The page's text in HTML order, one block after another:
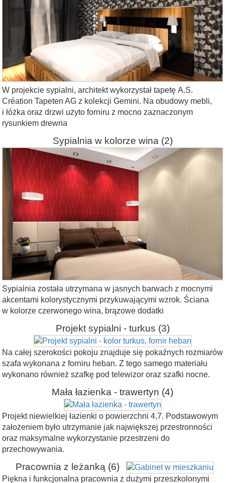
W projekcie sypialni, architekt wykorzystał tapetę A.S.
Création Tapeten AG z kolekcji Gemini. Na obudowy mebli,
i łóżka oraz drzwi użyto forniru z mocno zaznaczonym
rysunkiem drewna
Sypialnia w kolorze wina (2)
Sypialnia została utrzymana w jasnych barwach z mocnymi
akcentami kolorystycznymi przykuwającymi wzrok. Ściana
w kolorze czerwonego wina, brązowe dodatki
Projekt sypialni - turkus (3)
Na całej szerokości pokoju znajduje się pokaźnych rozmiarów
szafa wykonana z forniru heban. Z tego samego materiału
wykonano również szafkę pod telewizor oraz szafki nocne.
Mała łazienka - trawertyn (4)
Projekt niewielkiej łazienki o powierzchni 4,7. Podstawowym
założeniem było utrzymanie jak największej przestronności
oraz maksymalne wykorzystanie przestrzeni do
przechowywania.
Pracownia z leżanką (6)
Piękna i funkcjonalna pracownia z dużymi przeszkolonymi